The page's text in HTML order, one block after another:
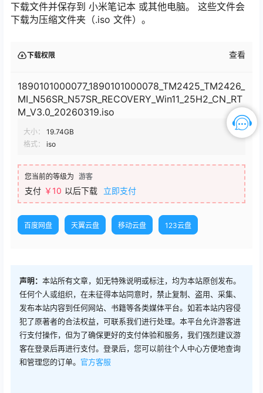
下载文件并保存到 小米笔记本 或其他电脑。 这些文件会
下载为压缩文件夹（.iso 文件）。
下载权限 查看
1890101000077_1890101000078_TM2425_TM2426_
MI_N56SR_N57SR_RECOVERY_Win11_25H2_CN_RT
M_V3.0_20260319.iso
大小：
19.74GB
格式：
iso
您当前的等级为 游客
支付 ￥10 以后下载 立即支付
百度网盘 天翼云盘 移动云盘 123云盘
声明： 本站所有文章，如无特殊说明或标注，均为本站原创发布。
任何个人或组织，在未征得本站同意时，禁止复制、盗用、采集、
发布本站内容到任何网站、书籍等各类媒体平台。如若本站内容侵
犯了原著者的合法权益，可联系我们进行处理。本平台允许游客进
行支付操作，但为了确保更好的支付体验和服务，我们强烈建议游
客在登录后再进行支付。登录后，您可以前往个人中心方便地查询
和管理您的订单。 官方客服